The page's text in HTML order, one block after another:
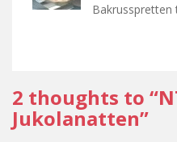
Bakrusspretten
2 thoughts to
Jukolanatten”